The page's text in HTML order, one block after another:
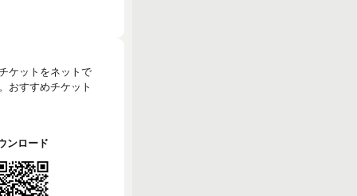
ケットをネットで
おすすめチケット
ンロード